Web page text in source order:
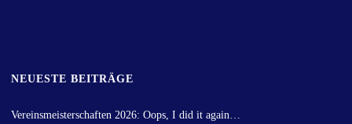
NEUESTE BEITRÄGE
Vereinsmeisterschaften 2026: Oops, I did it again…